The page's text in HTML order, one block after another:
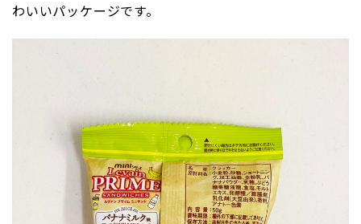
わいいパッケージです。